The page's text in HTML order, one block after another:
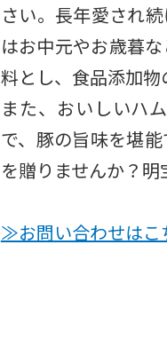
さい。長年愛され
はお中元やお歳暮
料とし、食品添加物
また、おいしいハ
で、豚の旨味を堪
を贈りませんか？明
≫お問い合わせはこ